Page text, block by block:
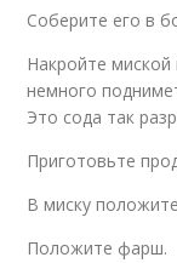
Соберите его в
Накройте миской
немного
Это сода так
Приготовьте
В миску
Положите фарш.